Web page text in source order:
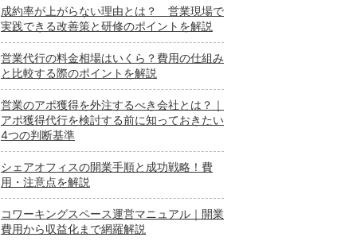
成約率が上がらない理由とは？ 営業現場で
実践できる改善策と研修のポイントを解説
営業代行の料金相場はいくら？費用の仕組み
と比較する際のポイントを解説
営業のアポ獲得を外注するべき会社とは？｜
アポ獲得代行を検討する前に知っておきたい
4つの判断基準
シェアオフィスの開業手順と成功戦略！費
用・注意点を解説
コワーキングスペース運営マニュアル｜開業
費用から収益化まで網羅解説